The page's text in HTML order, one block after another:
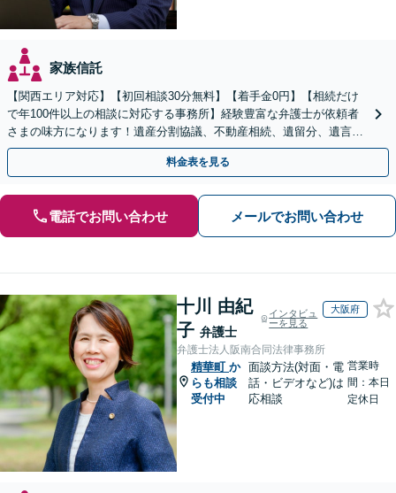
家族信託
【関西エリア対応】【初回相談30分無料】【着手金0円】【相続だけ
で年100件以上の相談に対応する事務所】経験豊富な弁護士が依頼者
さまの味方になります！遺産分割協議、不動産相続、遺留分、遺言書
の作成など【烏丸御池駅7分】
料金表を見る
電話でお問い合わせ メールでお問い合わせ
十川 由紀
子 弁護士
インタビュ
ーを見る
大阪府
弁護士法人阪南合同法律事務所
精華町 か
らも相談
受付中
面談方法(対面・電
話・ビデオなど)は
応相談
営業時
間：本日
定休日